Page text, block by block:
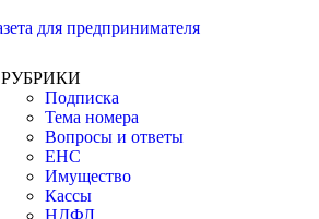
РУБРИКИ
Подписка
Тема номера
Вопросы и ответы
ЕНС
Имущество
Кассы
НДФЛ